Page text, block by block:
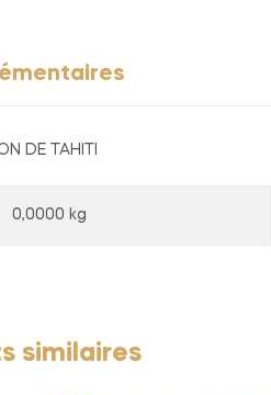
DE TAHITI
0,0000 kg
similaires